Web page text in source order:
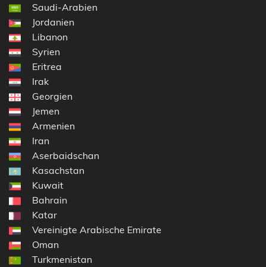
Saudi-Arabien
Jordanien
Libanon
Syrien
Eritrea
Irak
Georgien
Jemen
Armenien
Iran
Aserbaidschan
Kasachstan
Kuwait
Bahrain
Katar
Vereinigte Arabische Emirate
Oman
Turkmenistan